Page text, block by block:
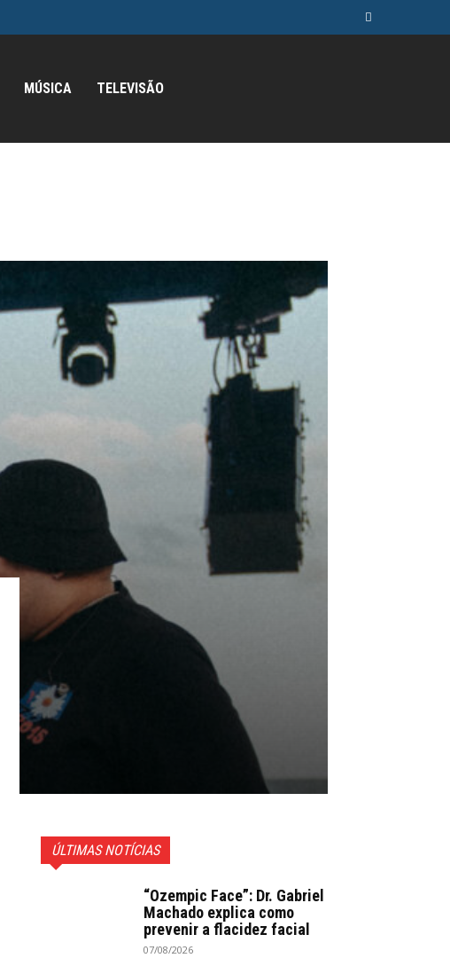
MÚSICA TELEVISÃO
ÚLTIMAS NOTÍCIAS
“Ozempic Face”: Dr. Gabriel
Machado explica como
prevenir a flacidez facial
07/08/2026